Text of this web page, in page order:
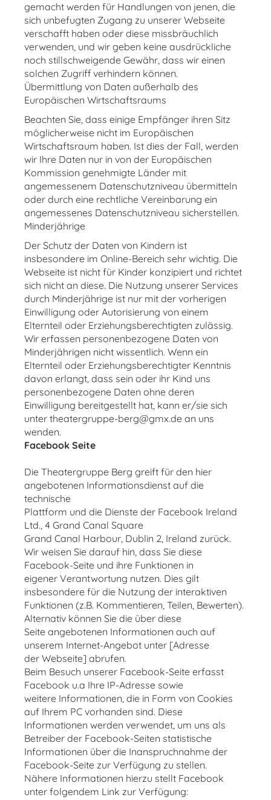
gemacht werden für Handlungen von jenen, die
sich unbefugten Zugang zu unserer Webseite
verschafft haben oder diese missbräuchlich
verwenden, und wir geben keine ausdrückliche
noch stillschweigende Gewähr, dass wir einen
solchen Zugriff verhindern können.
Übermittlung von Daten außerhalb des
Europäischen Wirtschaftsraums
Beachten Sie, dass einige Empfänger ihren Sitz
möglicherweise nicht im Europäischen
Wirtschaftsraum haben. Ist dies der Fall, werden
wir Ihre Daten nur in von der Europäischen
Kommission genehmigte Länder mit
angemessenem Datenschutzniveau übermitteln
oder durch eine rechtliche Vereinbarung ein
angemessenes Datenschutzniveau sicherstellen.
Minderjährige
Der Schutz der Daten von Kindern ist
insbesondere im Online-Bereich sehr wichtig. Die
Webseite ist nicht für Kinder konzipiert und richtet
sich nicht an diese. Die Nutzung unserer Services
durch Minderjährige ist nur mit der vorherigen
Einwilligung oder Autorisierung von einem
Elternteil oder Erziehungsberechtigten zulässig.
Wir erfassen personenbezogene Daten von
Minderjährigen nicht wissentlich. Wenn ein
Elternteil oder Erziehungsberechtigter Kenntnis
davon erlangt, dass sein oder ihr Kind uns
personenbezogene Daten ohne deren
Einwilligung bereitgestellt hat, kann er/sie sich
unter theatergruppe-berg@gmx.de an uns
wenden.
Facebook Seite
Die Theatergruppe Berg greift für den hier
angebotenen Informationsdienst auf die
technische
Plattform und die Dienste der Facebook Ireland
Ltd., 4 Grand Canal Square
Grand Canal Harbour, Dublin 2, Ireland zurück.
Wir weisen Sie darauf hin, dass Sie diese
Facebook-Seite und ihre Funktionen in
eigener Verantwortung nutzen. Dies gilt
insbesondere für die Nutzung der interaktiven
Funktionen (z.B. Kommentieren, Teilen, Bewerten).
Alternativ können Sie die über diese
Seite angebotenen Informationen auch auf
unserem Internet-Angebot unter [Adresse
der Webseite] abrufen.
Beim Besuch unserer Facebook-Seite erfasst
Facebook u.a Ihre IP-Adresse sowie
weitere Informationen, die in Form von Cookies
auf Ihrem PC vorhanden sind. Diese
Informationen werden verwendet, um uns als
Betreiber der Facebook-Seiten statistische
Informationen über die Inanspruchnahme der
Facebook-Seite zur Verfügung zu stellen.
Nähere Informationen hierzu stellt Facebook
unter folgendem Link zur Verfügung: